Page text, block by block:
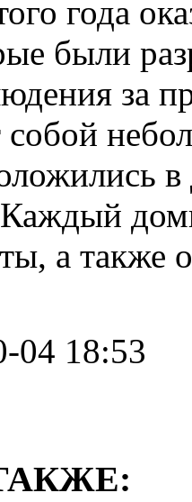
года
были
за
собой
а также
04 18:53